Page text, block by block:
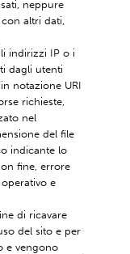
neppure
altri dati,
indirizzi IP o i
dagli utenti
notazione URI
richieste,
nel
del file
indicante lo
fine, errore
e
di ricavare
del sito e per
e vengono